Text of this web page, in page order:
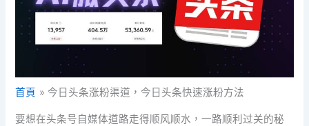
首頁 今日头条涨粉渠道，今日头条快速涨粉方法
要想在头条号自媒体道路走得顺风顺水，一路顺利过关的秘